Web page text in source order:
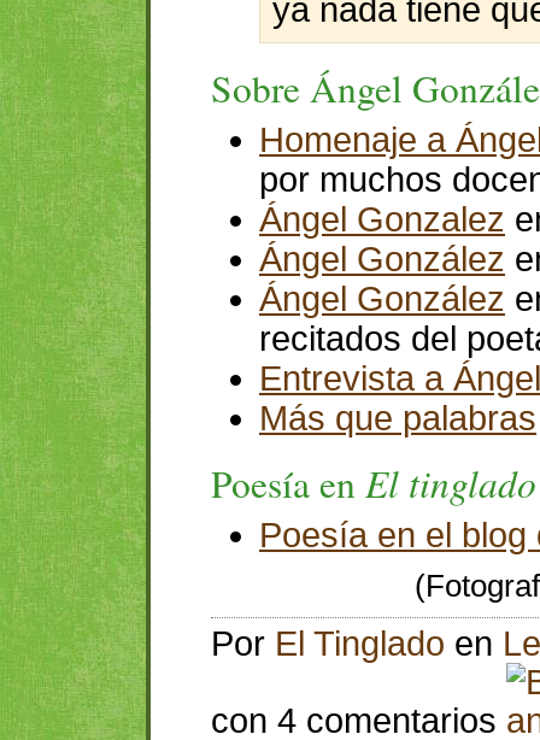
ya nada tiene
Sobre Ángel
Homenaje a
por muchos
Ángel Gonzalez
Ángel González
Ángel González
recitados del
Entrevista a
Más que palabras
Poesía enEl tinglado
Poesía en el blog
Por El Tinglado en
con 4 comentarios